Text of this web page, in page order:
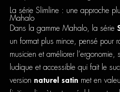
La série Slimline : une approche
Mahalo
Dans la gamme Mahalo, la série
un format plus mince, pensé pour
musicien et améliorer
ludique et accessible qui fait le
version naturel satin met en